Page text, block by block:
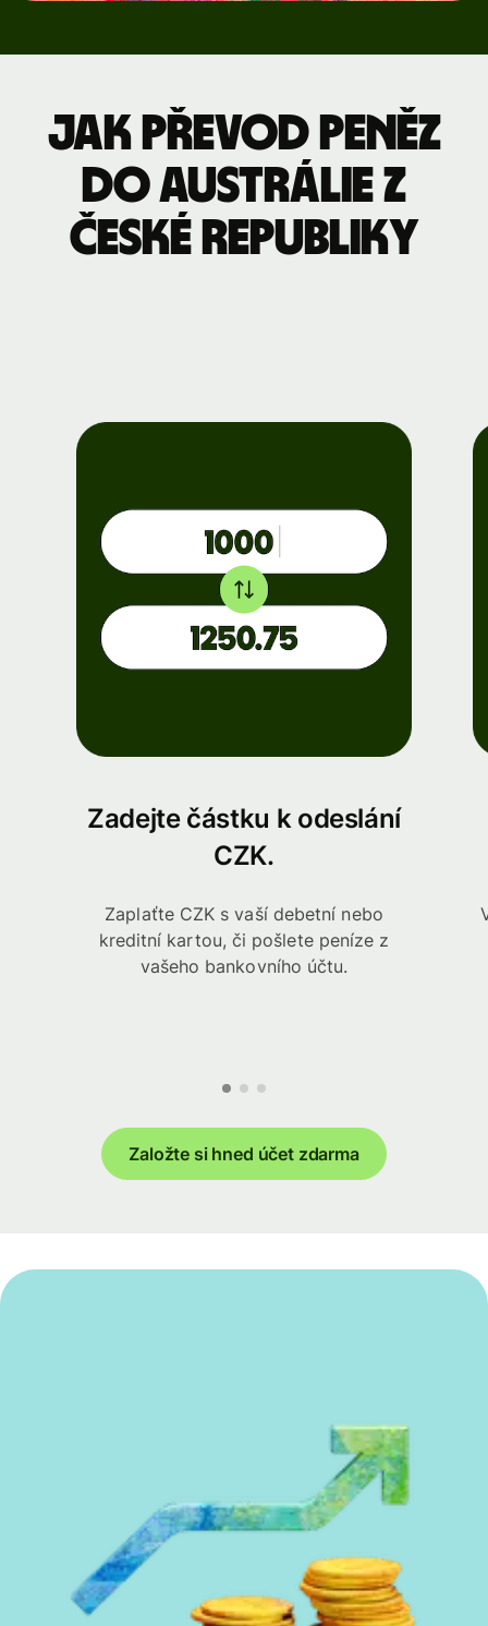
Jak převod peněz
do Austrálie z
České republiky
Zadejte částku k odeslání
CZK.
Zaplaťte CZK s vaší debetní nebo
kreditní kartou, či pošlete peníze z
vašeho bankovního účtu.
Založte si hned účet zdarma